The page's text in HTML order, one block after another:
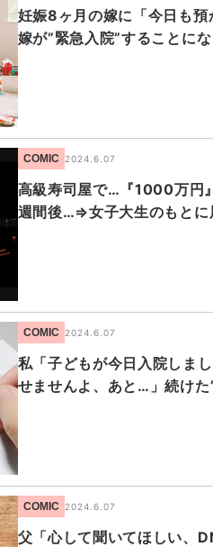
妊娠8ヶ月の嫁に「今日も
嫁が”緊急入院”することに
COMIC 2024.6.07
高級寿司屋で…『1000万円
週間後…⇒女子大生のもとに
COMIC 2024.6.07
私「子どもが今日入院しま
せませんよ、あと…」続けた
COMIC 2024.6.07
父「心して聞いてほしい、